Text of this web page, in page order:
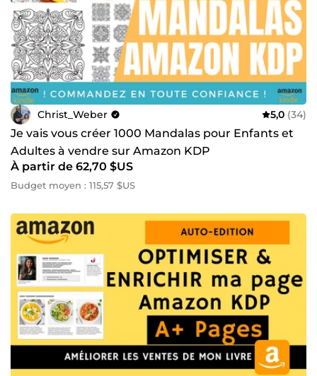
Christ_Weber 5,0 (34)
Je vais vous créer 1000 Mandalas pour Enfants et
Adultes à vendre sur Amazon KDP
À partir de 62,70 $US
Budget moyen : 115,57 $US